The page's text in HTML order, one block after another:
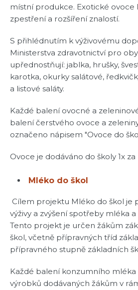
místní produkce. Exotické ovoce
zpestření a rozšíření znalostí.
S přihlédnutím k výživovému
Ministerstva zdravotnictví pro
upřednostňují: jablka, hrušky,
karotka, okurky salátové,
a listové saláty.
Každé balení ovocné a
balení čerstvého ovoce a
označeno nápisem "Ovoce do
Ovoce je dodáváno do školy 1x
Mléko do škol
Cílem projektu Mléko do škol je
výživy a zvýšení spotřeby mléka
Tento projekt je určen žákům
škol, včetně přípravných tříd
přípravného stupně základních
Každé balení konzumního
výrobků dodávaných žákům v